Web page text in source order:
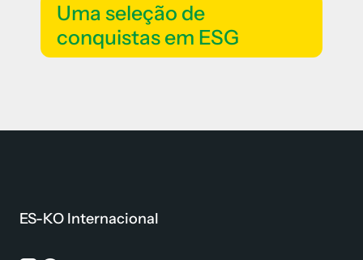
Uma seleção de
conquistas em ESG
ES-KO Internacional